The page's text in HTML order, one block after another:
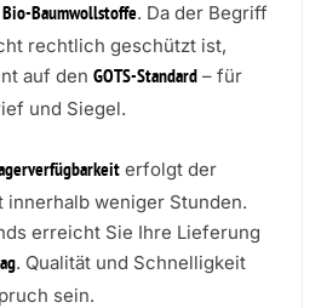
Baumwollstoffe. Da der Begriff
rechtlich geschützt ist,
auf den GOTS-Standard – für
und Siegel.
erfolgt der
innerhalb weniger Stunden.
erreicht Sie Ihre Lieferung
. Qualität und Schnelligkeit
sein.